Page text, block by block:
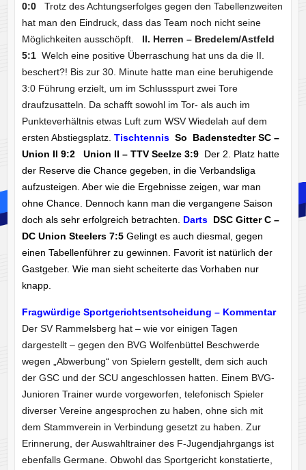
0:0
Trotz des Achtungserfolges gegen den Tabellenzweiten
hat man den Eindruck, dass das Team noch nicht seine
Möglichkeiten ausschöpft. II. Herren – Bredelem/Astfeld
5:1 Welch eine positive Überraschung hat uns da die II.
beschert?! Bis zur 30. Minute hatte man eine beruhigende
3:0 Führung erzielt, um im Schlussspurt zwei Tore
draufzusatteln. Da schafft sowohl im Tor- als auch im
Punkteverhältnis etwas Luft zum WSV Wiedelah auf dem
ersten Abstiegsplatz. TischtennisSo Badenstedter SC –
Union II 9:2 Union II – TTV Seelze 3:9Der 2. Platz hatte
der Reserve die Chance gegeben, in die Verbandsliga
aufzusteigen. Aber wie die Ergebnisse zeigen, war man
ohne Chance. Dennoch kann man die vergangene Saison
doch als sehr erfolgreich betrachten. Darts DSC Gitter C –
DC Union Steelers 7:5Gelingt es auch diesmal, gegen
einen Tabellenführer zu gewinnen. Favorit ist natürlich der
Gastgeber. Wie man sieht scheiterte das Vorhaben nur
knapp.
Fragwürdige Sportgerichtsentscheidung – Kommentar
Der SV Rammelsberg hat – wie vor einigen Tagen
dargestellt – gegen den BVG Wolfenbüttel Beschwerde
wegen „Abwerbung“ von Spielern gestellt, dem sich auch
der GSC und der SCU angeschlossen hatten. Einem BVG-
Junioren Trainer wurde vorgeworfen, telefonisch Spieler
diverser Vereine angesprochen zu haben, ohne sich mit
dem Stammverein in Verbindung gesetzt zu haben. Zur
Erinnerung, der Auswahltrainer des F-Jugendjahrgangs ist
ebenfalls Germane. Obwohl das Sportgericht konstatierte,